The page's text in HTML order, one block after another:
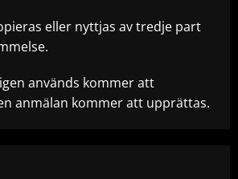
eller nyttjas av tredje part
används kommer att
anmälan kommer att upprättas.